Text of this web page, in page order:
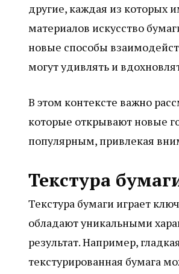
другие, каждая из которых
материалов искусство
новые способы
могут удивлять и
В этом контексте важно
которые открывают новые
популярным, привлекая
Текстура
Текстура бумаги играет
обладают уникальными
результат. Например,
текстурированная бумага